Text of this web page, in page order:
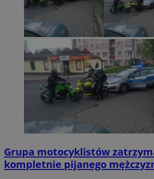
Grupa motocyklistów
kompletnie pijanego